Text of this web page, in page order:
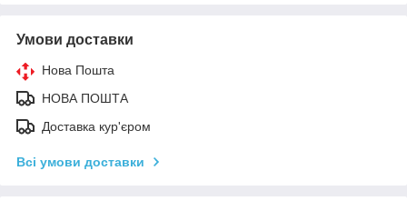
Умови доставки
Нова Пошта
НОВА ПОШТА
Доставка кур'єром
Всі умови доставки